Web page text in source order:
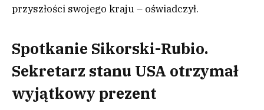
przyszłości swojego kraju – oświadczył.
Spotkanie Sikorski-Rubio.
Sekretarz stanu USA otrzymał
wyjątkowy prezent